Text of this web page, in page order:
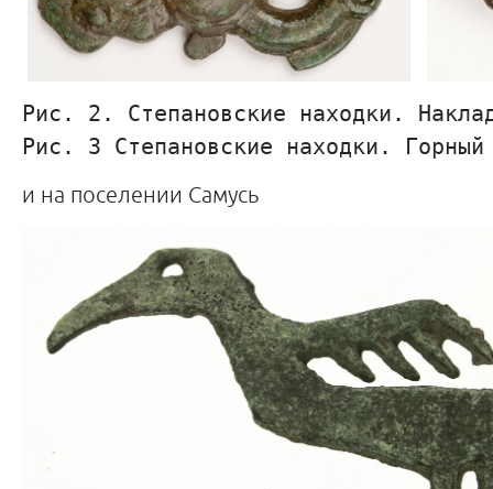
Рис. 2. Степановские находки.
Рис. 3 Степановские находки. Горный
и на поселении Самусь